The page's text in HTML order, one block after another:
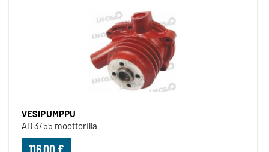
VESIPUMPPU
AD 3/55 moottorilla